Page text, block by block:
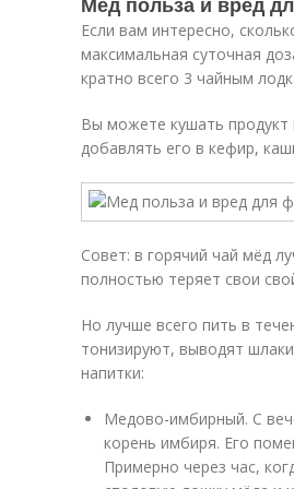
Если вам интересно,
максимальная суточная
кратно всего 3 чайным
Вы можете кушать продукт
добавлять его в кефир,
Совет: в горячий чай мёд
полностью теряет свои
Но лучше всего пить в
тонизируют, выводят
напитки:
Медово-имбирный. С
корень имбиря. Его
Примерно через час,